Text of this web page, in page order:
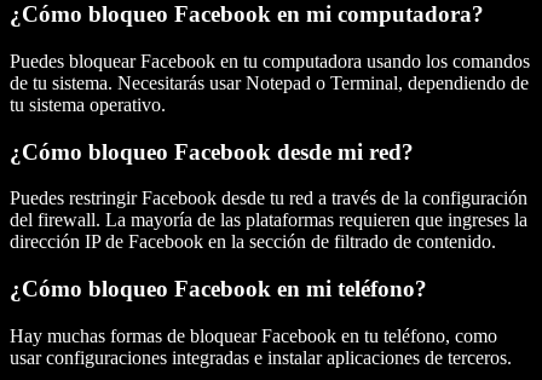
¿Cómo bloqueo Facebook en mi computadora?
Puedes bloquear Facebook en tu computadora usando los comandos
de tu sistema. Necesitarás usar Notepad o Terminal, dependiendo de
tu sistema operativo.
¿Cómo bloqueo Facebook desde mi red?
Puedes restringir Facebook desde tu red a través de la configuración
del firewall. La mayoría de las plataformas requieren que ingreses la
dirección IP de Facebook en la sección de filtrado de contenido.
¿Cómo bloqueo Facebook en mi teléfono?
Hay muchas formas de bloquear Facebook en tu teléfono, como
usar configuraciones integradas e instalar aplicaciones de terceros.